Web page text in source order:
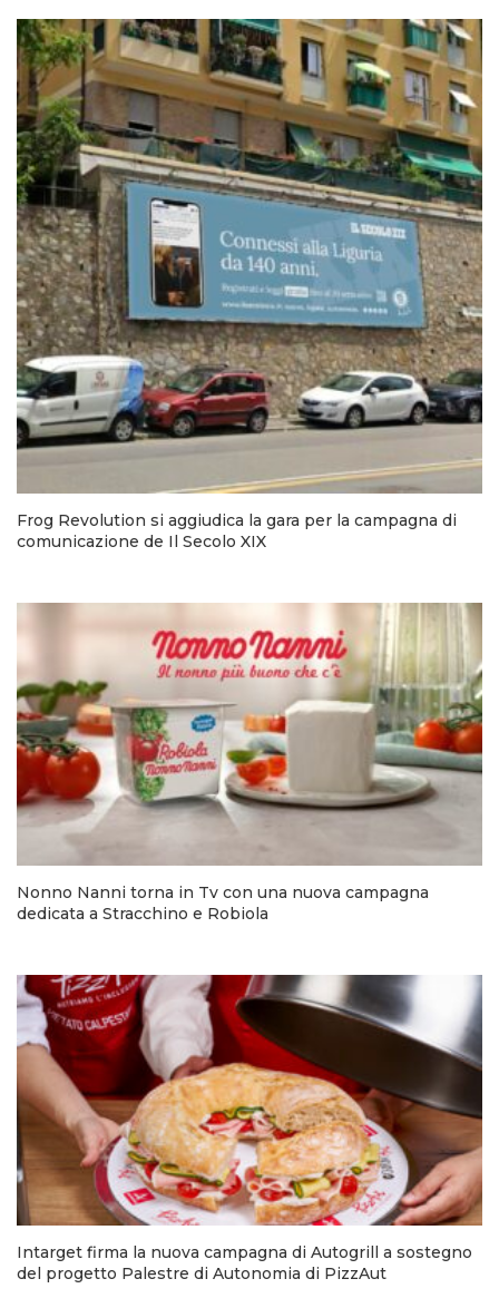
Frog Revolution si aggiudica la gara per la campagna di
comunicazione de Il Secolo XIX
Nonno Nanni torna in Tv con una nuova campagna
dedicata a Stracchino e Robiola
Intarget firma la nuova campagna di Autogrill a sostegno
del progetto Palestre di Autonomia di PizzAut